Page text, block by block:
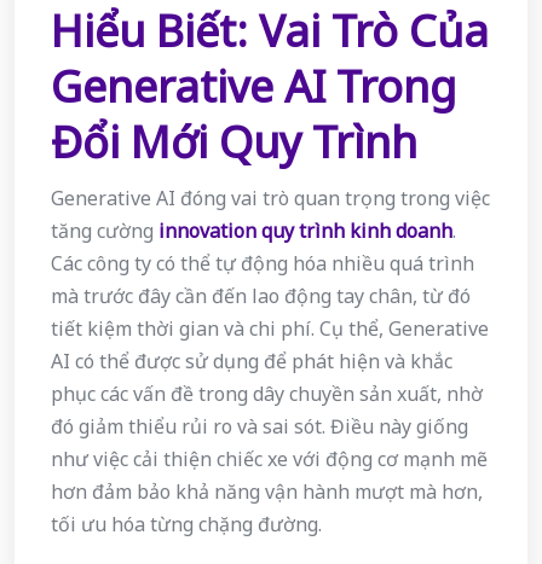
Hiểu Biết: Vai Trò Của
Generative AI Trong
Đổi Mới Quy Trình
Generative AI đóng vai trò quan trọng trong việc
tăng cường innovation quy trình kinh doanh.
Các công ty có thể tự động hóa nhiều quá trình
mà trước đây cần đến lao động tay chân, từ đó
tiết kiệm thời gian và chi phí. Cụ thể, Generative
AI có thể được sử dụng để phát hiện và khắc
phục các vấn đề trong dây chuyền sản xuất, nhờ
đó giảm thiểu rủi ro và sai sót. Điều này giống
như việc cải thiện chiếc xe với động cơ mạnh mẽ
hơn đảm bảo khả năng vận hành mượt mà hơn,
tối ưu hóa từng chặng đường.